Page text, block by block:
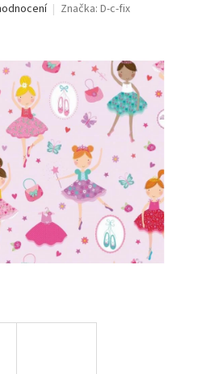
Značka: D-c-fix